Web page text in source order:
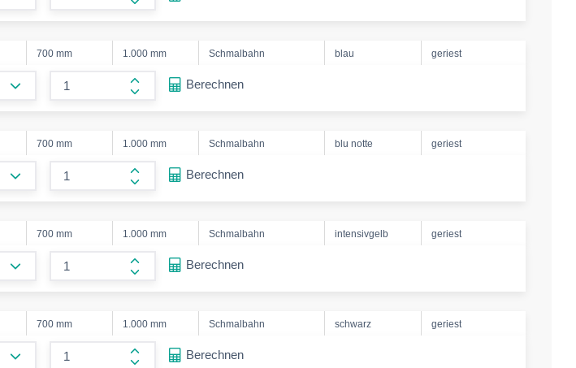
form.increase-amount
700 mm 1.000 mm Schmalbahn blau geriest
form.increase-amount
Berechnen
700 mm 1.000 mm Schmalbahn blu notte geriest
form.increase-amount
Berechnen
700 mm 1.000 mm Schmalbahn intensivgelb geriest
form.increase-amount
Berechnen
700 mm 1.000 mm Schmalbahn schwarz geriest
Berechnen